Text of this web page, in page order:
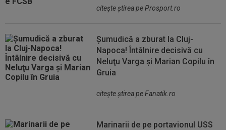
citeşte ştirea pe Prosport.ro
Șumudică a zburat la Cluj-
Napoca! Întâlnire decisivă cu
Neluţu Varga şi Marian Copilu în
Gruia
citeşte ştirea pe Fanatik.ro
Marinarii de pe portavionul USS